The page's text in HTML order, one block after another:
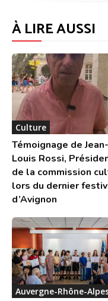
À LIRE AUSSI
Culture
Témoignage de Jean-
Louis Rossi,
de la commission
lors du dernier
d’Avignon
Auvergne-Rhône-